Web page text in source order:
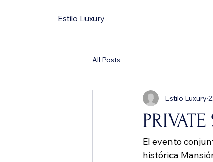
Estilo Luxury
All Posts
Estilo Luxury
El evento
histórica